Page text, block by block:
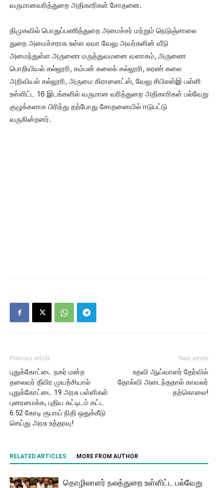
வருமானவரித்துறை அதிகாரிகள் சோதனை.
திமுகவில் பொதுப்பணித்துறை அமைச்சர் மற்றும் நெடுஞ்சாலை
துறை அமைச்சராக உள்ள ஏவா வேலு அவர்களின் வீடு
அமைந்துள்ள அருணை மருத்துவமனை வளாகம், அருணை
பொறியியல் கல்லூரி, கம்பன் கலைக் கல்லூரி, கரண் கலை
அறிவியல் கல்லூரி, அருமை கிரானைட்ஸ், வேலு சிபிஎஸ்இ பள்ளி
உள்ளிட்ட 16 இடங்களில் வருமான வரித்துறை அதிகாரிகள் பல்வேறு
குழுக்களாக பிரிந்து தற்போது சோதனையில் ஈடுபட்டு
வருகின்றனர்.
Previous article
புதுக்கோட்டை நகர் மன்ற
தலைவர் தீவிர முயற்சியால்
புதுக்கோட்டை 19 அரசு பள்ளிகள்
புனரமைக்க, புதிய கட்டிடம் கட்ட
6.52 கோடி ரூபாய் நிதி ஒதுக்கீடு
செய்து அரசு உத்தரவு!
Next article
உதவி ஆய்வாளர் தேர்வில்
தோல்வி அடைந்ததால் காவலர்
தற்கொலை!
RELATED ARTICLES MORE FROM AUTHOR
தொழிலாளர் நலத்துறை உள்ளிட்ட பல்வேறு